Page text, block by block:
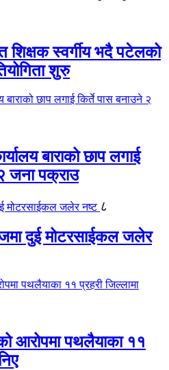
शिक्षक स्वर्गीय भदै पटेलको
शुरु
बाराको छाप लगाई
जना पक्राउ
८
दुई मोटरसाईकल जलेर
आरोपमा पथलैयाका ११